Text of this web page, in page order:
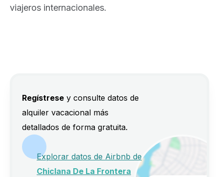
viajeros internacionales.
Regístrese y consulte datos de
alquiler vacacional más
detallados de forma gratuita.
Explorar datos de Airbnb de
Chiclana De La Frontera